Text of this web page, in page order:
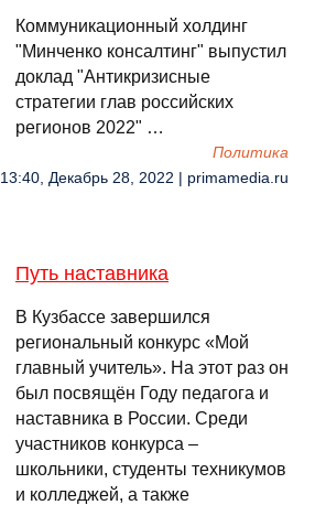
Коммуникационный холдинг
"Минченко консалтинг" выпустил
доклад "Антикризисные
стратегии глав российских
регионов 2022" …
Политика
13:40, Декабрь 28, 2022 | primamedia.ru
Путь наставника
В Кузбассе завершился
региональный конкурс «Мой
главный учитель». На этот раз он
был посвящён Году педагога и
наставника в России. Среди
участников конкурса –
школьники, студенты техникумов
и колледжей, а также